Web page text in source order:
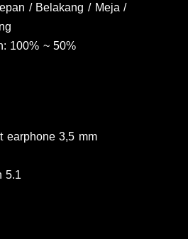
/ Belakang / Meja /
100% ~ 50%
earphone 3,5 mm
5.1